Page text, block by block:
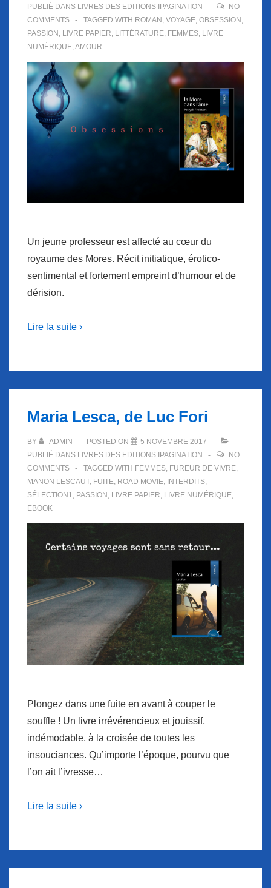
PUBLIÉ DANS LIVRES DES EDITIONS IPAGINATION
NO
COMMENTS
TAGGED WITH ROMAN VOYAGE OBSESSION
PASSION LIVRE PAPIER LITTÉRATURE FEMMES LIVRE
NUMÉRIQUE AMOUR
Un jeune professeur est affecté au cœur du
royaume des Mores. Récit initiatique, érotico-
sentimental et fortement empreint d’humour et de
dérision.
Lire la suite ›
Maria Lesca, de Luc Fori
BY ADMIN POSTED ON
5 NOVEMBRE 2017
PUBLIÉ DANS LIVRES DES EDITIONS IPAGINATION
NO
COMMENTS
TAGGED WITH FEMMES, FUREUR DE VIVRE,
MANON LESCAUT, FUITE, ROAD MOVIE, INTERDITS,
SÉLECTION1, PASSION , LIVRE PAPIER, LIVRE NUMÉRIQUE,
EBOOK
Plongez dans une fuite en avant à couper le
souffle ! Un livre irrévérencieux et jouissif,
indémodable, à la croisée de toutes les
insouciances. Qu’importe l’époque, pourvu que
l’on ait l’ivresse…
Lire la suite ›